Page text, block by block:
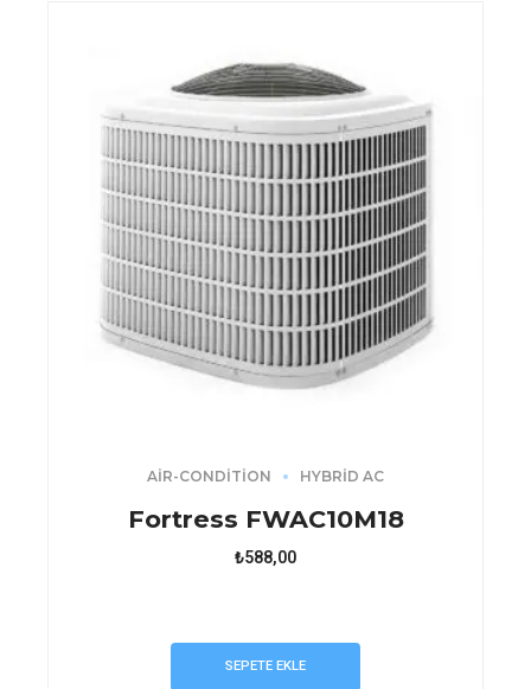
AIR-CONDITION HYBRID AC
Fortress FWAC10M18
₺588,00
SEPETE EKLE